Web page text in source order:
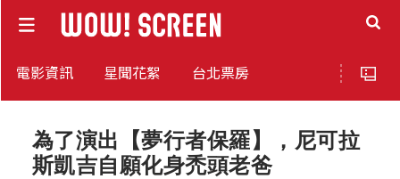
電影資訊 星聞花絮 台北票房
為了演出【夢行者保羅】，尼可拉
斯凱吉自願化身禿頭老爸